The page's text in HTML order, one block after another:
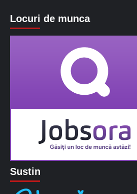
Locuri de munca
Sustin